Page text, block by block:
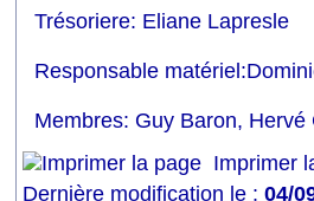
Trésoriere: Eliane Lapresle
Responsable
Membres: Guy Baron, Hervé
Imprimer
Dernière modification le : 04/